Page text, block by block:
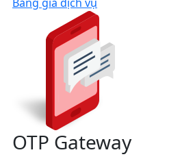
OTP Gateway